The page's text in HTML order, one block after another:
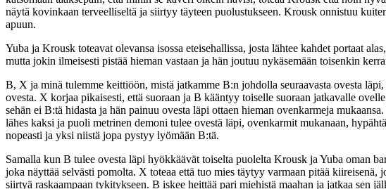
näytä kovinkaan terveelliseltä ja siirtyy täyteen puolustukseen. Krousk onnistuu
apuun.
Yuba ja Krousk toteavat olevansa isossa eteisehallissa, josta lähtee kahdet portaat
mutta jokin ilmeisesti pistää hieman vastaan ja hän joutuu nykäsemään toisenkin
B, X ja minä tulemme keittiöön, mistä jatkamme B:n johdolla seuraavasta ovesta
ovesta. X korjaa pikaisesti, että suoraan ja B kääntyy toiselle suoraan jatkavalle
sehän ei B:tä hidasta ja hän painuu ovesta läpi ottaen hieman ovenkarmeja
lähes kaksi ja puoli metrinen demoni tulee ovestä läpi, ovenkarmit mukanaan,
nopeasti ja yksi niistä jopa pystyy lyömään B:tä.
Samalla kun B tulee ovesta läpi hyökkäävät toiselta puolelta Krousk ja Yuba oman
joka näyttää selvästi pomolta. X toteaa että tuo mies täytyy varmaan pitää
siirtyä raskaampaan tykitykseen. B iskee heittää pari miehistä maahan ja jatkaa sen